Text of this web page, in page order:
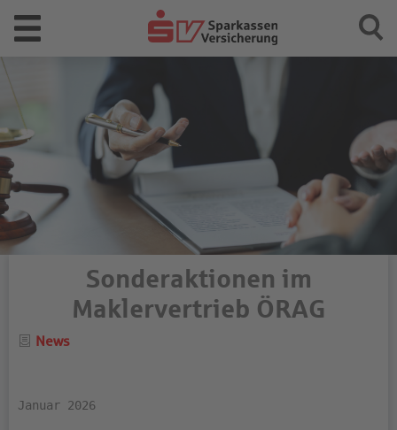
Sonderaktionen im
Maklervertrieb ÖRAG
Category
News
Januar 2026